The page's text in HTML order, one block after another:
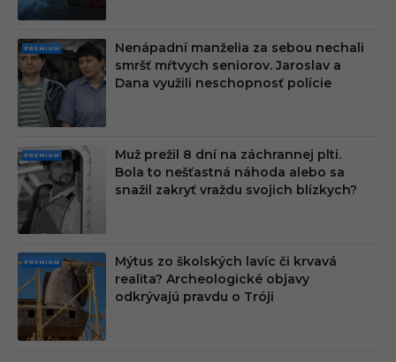
PRE
MIU
M
Nenápadní manželia za sebou nechali
smršť mŕtvych seniorov. Jaroslav a
Dana využili neschopnosť polície
PRE
MIU
M
Muž prežil 8 dní na záchrannej plti.
Bola to nešťastná náhoda alebo sa
snažil zakryť vraždu svojich blízkych?
PRE
MIU
M
Mýtus zo školských lavíc či krvavá
realita? Archeologické objavy
odkrývajú pravdu o Tróji